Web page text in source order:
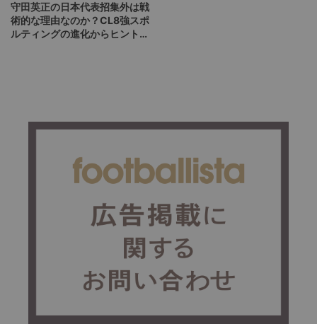
守田英正の日本代表招集外は戦
術的な理由なのか？CL8強スポ
ルティングの進化からヒントを